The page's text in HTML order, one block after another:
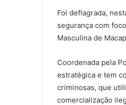
Foi deflagrada,
segurança com
Masculina de
Coordenada pela
estratégica e tem
criminosas, que
comercialização